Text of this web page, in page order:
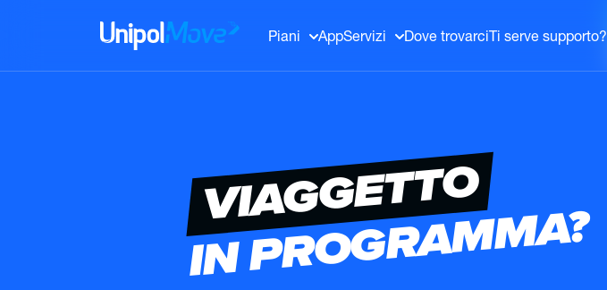
UnipolMove Piani AppServizi Dove trovarci Ti serve supporto?
VIAGGETTO
IN PROGRAMMA?